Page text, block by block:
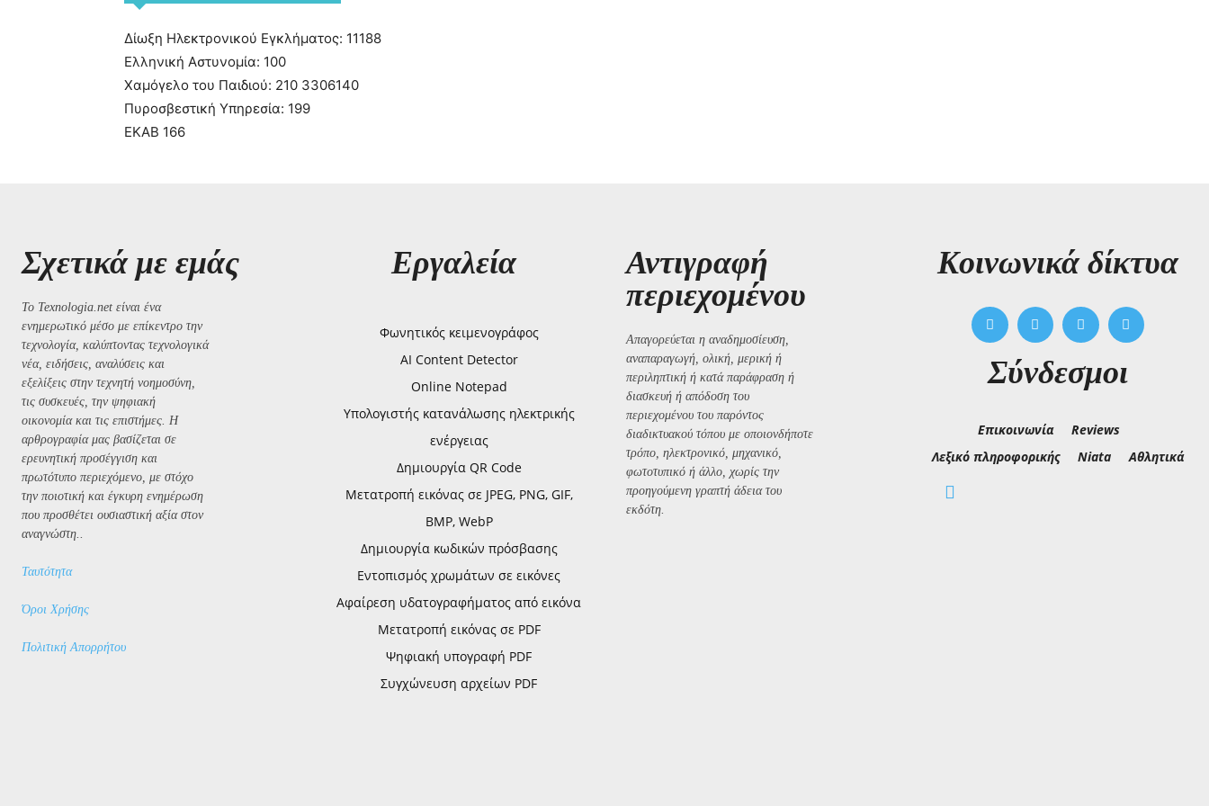
Δίωξη Ηλεκτρονικού Εγκλήματος: 11188
Ελληνική Αστυνομία: 100
Χαμόγελο του Παιδιού: 210 3306140
Πυροσβεστική Υπηρεσία: 199
ΕΚΑΒ 166
Σχετικά με εμάς
Το Texnologia.net είναι ένα
ενημερωτικό μέσο με επίκεντρο την
τεχνολογία, καλύπτοντας τεχνολογικά
νέα, ειδήσεις, αναλύσεις και
εξελίξεις στην τεχνητή νοημοσύνη,
τις συσκευές, την ψηφιακή
οικονομία και τις επιστήμες. Η
αρθρογραφία μας βασίζεται σε
ερευνητική προσέγγιση και
πρωτότυπο περιεχόμενο, με στόχο
την ποιοτική και έγκυρη ενημέρωση
που προσθέτει ουσιαστική αξία στον
αναγνώστη..
Ταυτότητα
Όροι Χρήσης
Πολιτική Απορρήτου
Εργαλεία
Φωνητικός κειμενογράφος
AI Content Detector
Online Notepad
Υπολογιστής κατανάλωσης ηλεκτρικής
ενέργειας
Δημιουργία QR Code
Μετατροπή εικόνας σε JPEG, PNG, GIF,
BMP, WebP
Δημιουργία κωδικών πρόσβασης
Εντοπισμός χρωμάτων σε εικόνες
Αφαίρεση υδατογραφήματος από εικόνα
Μετατροπή εικόνας σε PDF
Ψηφιακή υπογραφή PDF
Συγχώνευση αρχείων PDF
Αντιγραφή
περιεχομένου
Απαγορεύεται η αναδημοσίευση,
αναπαραγωγή, ολική, μερική ή
περιληπτική ή κατά παράφραση ή
διασκευή ή απόδοση του
περιεχομένου του παρόντος
διαδικτυακού τόπου με οποιονδήποτε
τρόπο, ηλεκτρονικό, μηχανικό,
φωτοτυπικό ή άλλο, χωρίς την
προηγούμενη γραπτή άδεια του
εκδότη.
Kοινωνικά δίκτυα
Σύνδεσμοι
Επικοινωνία
Reviews
Λεξικό πληροφορικής
Niata Αθλητικά